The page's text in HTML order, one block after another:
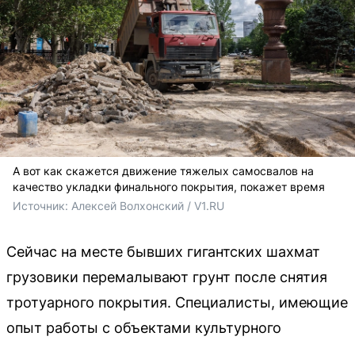
А вот как скажется движение тяжелых самосвалов на
качество укладки финального покрытия, покажет время
Источник: Алексей Волхонский / V1.RU
Сейчас на месте бывших гигантских шахмат
грузовики перемалывают грунт после снятия
тротуарного покрытия. Специалисты, имеющие
опыт работы с объектами культурного